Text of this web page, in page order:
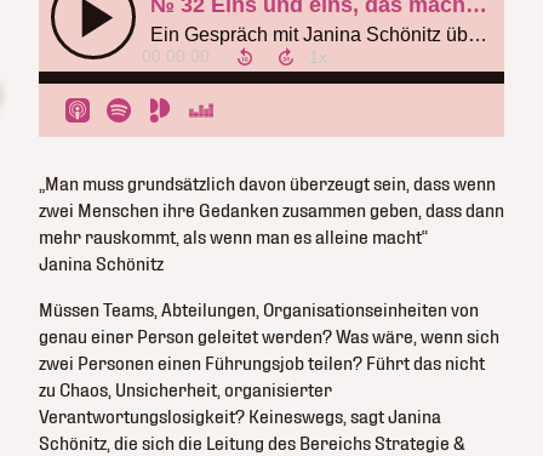
„Man muss grundsätzlich davon überzeugt sein, dass wenn
zwei Menschen ihre Gedanken zusammen geben, dass dann
mehr rauskommt, als wenn man es alleine macht“
Janina Schönitz
Müssen Teams, Abteilungen, Organisationseinheiten von
genau einer Person geleitet werden? Was wäre, wenn sich
zwei Personen einen Führungsjob teilen? Führt das nicht
zu Chaos, Unsicherheit, organisierter
Verantwortungslosigkeit? Keineswegs, sagt Janina
Schönitz, die sich die Leitung des Bereichs Strategie &